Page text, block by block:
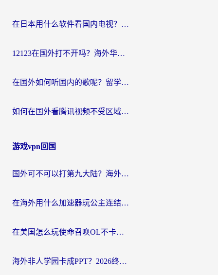
在日本用什么软件看国内电视？这篇攻略帮你告别地域限制
12123在国外打不开吗？海外华人亲测有效的回国加速方案
在国外如何听国内的歌呢？留学生亲测有效的回国加速方案
如何在国外看腾讯视频不受区域限制？留学生亲测有效的回国加速指南
游戏vpn回国
国外可不可以打第九大陆？海外玩家国服畅玩终极指南（附3大热门游戏解决妙招）
在海外用什么加速器玩公主连结：Re？老玩家亲测的稳定方案来了
在美国怎么玩使命召唤OL不卡？海外党亲测有效的国服游戏加速器指南
海外非人学园卡成PPT？2026终极加速器指南：从暗区突围到王国纪元，一篇搞定